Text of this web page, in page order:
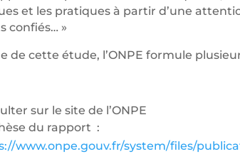
et les pratiques à partir d’une
confiés… »
de cette étude, l’ONPE formule
sur le site de l’ONPE
du rapport :
www.onpe.gouv.fr/system/files/